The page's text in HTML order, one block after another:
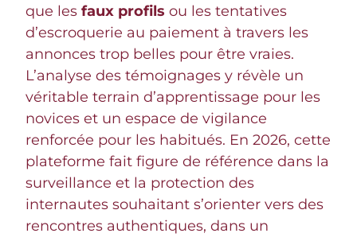
que les faux profils ou les tentatives
d’escroquerie au paiement à travers les
annonces trop belles pour être vraies.
L’analyse des témoignages y révèle un
véritable terrain d’apprentissage pour les
novices et un espace de vigilance
renforcée pour les habitués. En 2026, cette
plateforme fait figure de référence dans la
surveillance et la protection des
internautes souhaitant s’orienter vers des
rencontres authentiques, dans un